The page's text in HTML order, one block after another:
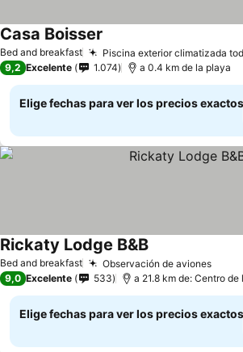
Bed and breakfast Piscina exterior climatizada
Casa Boisser
9,2 Excelente 1.074 a 0.4 km de la playa
Elige fechas para ver los precios exactos
Bed and breakfast Observación de aviones
Rickaty Lodge B&B
9,0 Excelente 533 a 21.8 km de: Centro de
Elige fechas para ver los precios exactos